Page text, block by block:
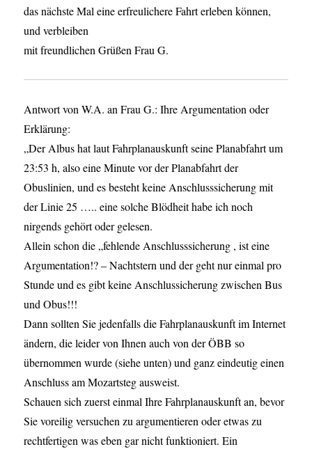
das nächste Mal eine erfreulichere Fahrt erleben können,
und verbleiben
mit freundlichen Grüßen Frau G.
Antwort von W.A. an Frau G.: Ihre Argumentation oder
Erklärung:
„Der Albus hat laut Fahrplanauskunft seine Planabfahrt um
23:53 h, also eine Minute vor der Planabfahrt der
Obuslinien, und es besteht keine Anschlusssicherung mit
der Linie 25 ….. eine solche Blödheit habe ich noch
nirgends gehört oder gelesen.
Allein schon die „fehlende Anschlusssicherung , ist eine
Argumentation!? – Nachtstern und der geht nur einmal pro
Stunde und es gibt keine Anschlussicherung zwischen Bus
und Obus!!!
Dann sollten Sie jedenfalls die Fahrplanauskunft im Internet
ändern, die leider von Ihnen auch von der ÖBB so
übernommen wurde (siehe unten) und ganz eindeutig einen
Anschluss am Mozartsteg ausweist.
Schauen sich zuerst einmal Ihre Fahrplanauskunft an, bevor
Sie voreilig versuchen zu argumentieren oder etwas zu
rechtfertigen was eben gar nicht funktioniert. Ein